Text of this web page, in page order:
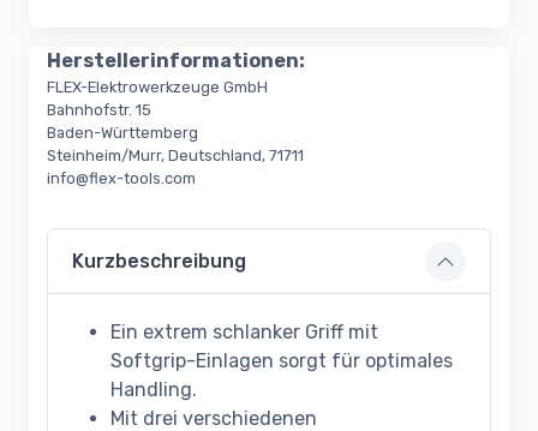
Herstellerinformationen:
FLEX-Elektrowerkzeuge GmbH
Bahnhofstr. 15
Baden-Württemberg
Steinheim/Murr, Deutschland, 71711
info@flex-tools.com
Kurzbeschreibung
Ein extrem schlanker Griff mit
Softgrip-Einlagen sorgt für optimales
Handling.
Mit drei verschiedenen